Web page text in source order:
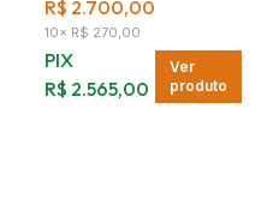
R$ 2.700,00
10× R$ 270,00
PIX
R$ 2.565,00
Ver
produto